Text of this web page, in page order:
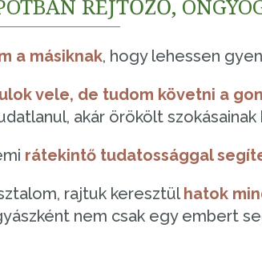
REJTŐZŐ,
a másiknak, hogy lehessen
vele, de tudom követni a
akár örökölt
rátekintő tudatossággal
rajtuk keresztülhatok
nem csak egy embert